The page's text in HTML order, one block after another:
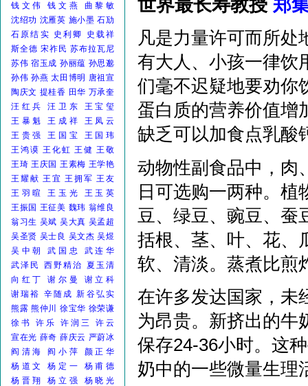
钱文伟
钱文燕
曲黎敏
沈绍功 沈雁英 施小墨 石劢
石原结实 史利卿
史载祥
斯全德 宋祚民 苏布拉瓦尼
苏伟 宿玉成 孙丽蕴 孙思邈
孙伟 孙燕 太田博明 唐祖宣
陶庆文 提桂香 田华 万承奎
汪红兵
汪卫东
王宝玺
王暴魁
王成祥
王凤云
王贵强
王国宝
王国玮
王鸿谟 王化虹 王健 王敬
王琦 王庆国 王素梅 王学艳
王耀献 王宜 王拥军 王友
王羽暄
王玉光
王玉英
王振国 王征美 魏玮 翁维良
翁习生 吴斌 吴大真 吴孟超
吴圣贤 吴士良 吴文杰 吴煜
吴中朝
武国忠
武连华
武泽民
西野精治 夏玉清
向红丁
谢尔曼
谢立科
谢瑞裕 辛随成 新谷弘实
熊露 熊仲川 徐宝华 徐荣谦
徐书
许乐 许润三
许云
宣在光 薛奇 薛庆云 严蔚冰
阎清海
阎小萍
颜正华
杨道文
杨定一
杨甫德
杨晋翔
杨立强
杨晓光
凡是力量许可而所处
有大人、小孩一律饮
们毫不迟疑地要劝你
蛋白质的营养价值增
缺乏可以加食点乳酸
动物性副食品中，肉
日可选购一两种。植
豆、绿豆、豌豆、蚕
括根、茎、叶、花、
软、清淡。蒸煮比煎
在许多发达国家，未
为昂贵。新挤出的
保存24-36小时。这
奶中的一些微量生理